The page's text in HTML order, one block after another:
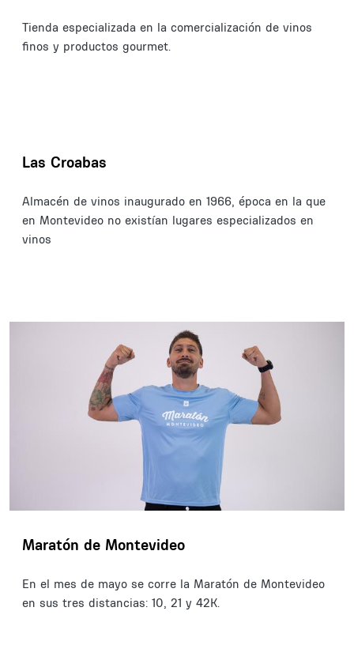
Tienda especializada en la comercialización de vinos
finos y productos gourmet.
Las Croabas
Almacén de vinos inaugurado en 1966, época en la que
en Montevideo no existían lugares especializados en
vinos
Maratón de Montevideo
En el mes de mayo se corre la Maratón de Montevideo
en sus tres distancias: 10, 21 y 42K.